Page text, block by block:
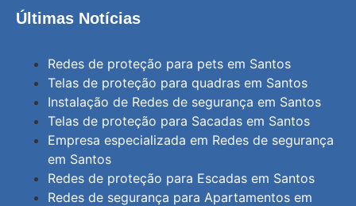
Últimas Notícias
Redes de proteção para pets em Santos
Telas de proteção para quadras em Santos
Instalação de Redes de segurança em Santos
Telas de proteção para Sacadas em Santos
Empresa especializada em Redes de segurança
em Santos
Redes de proteção para Escadas em Santos
Redes de segurança para Apartamentos em